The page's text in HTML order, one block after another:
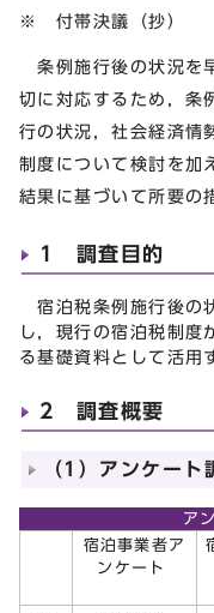
※ 付帯決議（抄）
条例施行後の状況を
切に対応するため，条
行の状況，社会経済情
制度について検討を加
結果に基づいて所要の
1 調査目的
宿泊税条例施行後の
し，現行の宿泊税制度
る基礎資料として活用
2 調査概要
（1）アンケート
ア
宿泊事業者ア
ンケート